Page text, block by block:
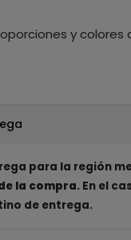
y
para la región
la compra. En el
de entrega.